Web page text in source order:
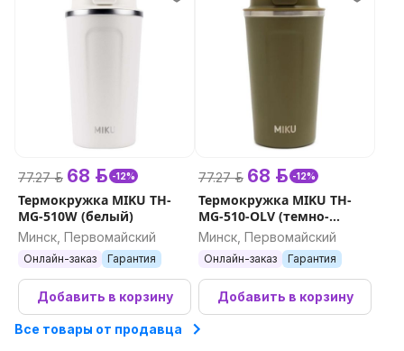
77.27 р. 68 р. -12%
Термокружка MIKU TH-
MG-510W (белый)
Минск, Первомайский
Онлайн-заказ Гарантия
Добавить в корзину
77.27 р. 68 р. -12%
Термокружка MIKU TH-
MG-510-OLV (темно-
зеленый)
Минск, Первомайский
Онлайн-заказ Гарантия
Добавить в корзину
Все товары от продавца